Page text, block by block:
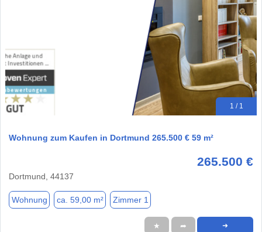
1 / 1
Wohnung zum Kaufen in Dortmund 265.500 € 59 m²
265.500 €
Dortmund, 44137
Wohnung ca. 59,00 m² Zimmer 1
★ ➦ ➜